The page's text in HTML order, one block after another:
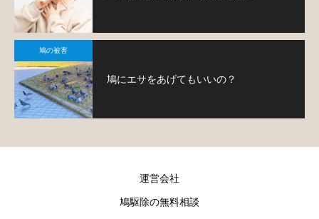
鳩の被害
鳩にエサをあげてもいいの？
運営会社
鳩駆除の無料相談